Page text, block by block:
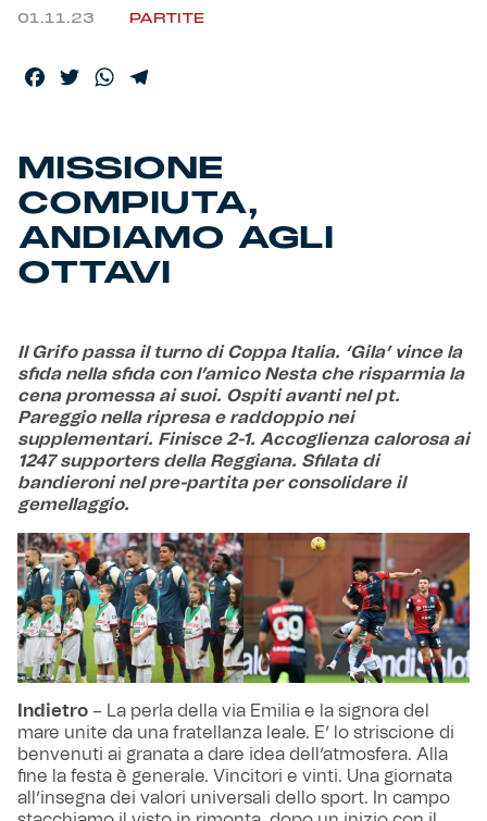
Gift Card Online Store
Fortissimo batte il mio cuor
01.11.23 PARTITE
Facebook
TwitterWhatsApp
MISSIONE
COMPIUTA,
ANDIAMO AGLI
OTTAVI
Il Grifo passa il turno di Coppa Italia. ‘Gila’ vince la
sfida nella sfida con l’amico Nesta che risparmia la
cena promessa ai suoi. Ospiti avanti nel pt.
Pareggio nella ripresa e raddoppio nei
supplementari. Finisce 2-1. Accoglienza calorosa ai
1247 supporters della Reggiana. Sfilata di
bandieroni nel pre-partita per consolidare il
gemellaggio.
Indietro – La perla della via Emilia e la signora del
mare unite da una fratellanza leale. E’ lo striscione di
benvenuti ai granata a dare idea dell’atmosfera. Alla
fine la festa è generale. Vincitori e vinti. Una giornata
all’insegna dei valori universali dello sport. In campo